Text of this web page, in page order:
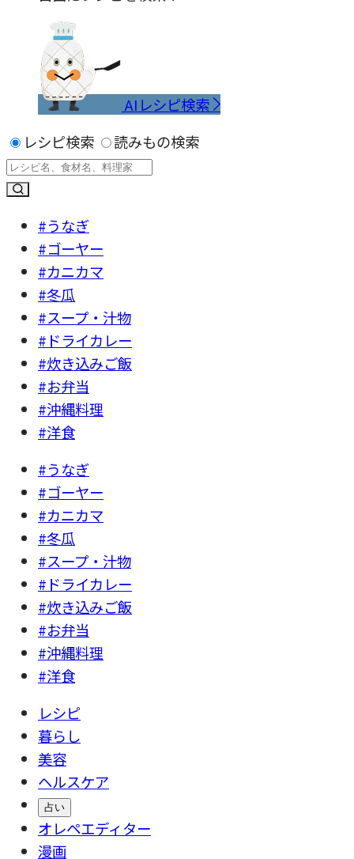
AIレシピ検索
レシピ検索
読みもの検索
#うなぎ
#ゴーヤー
#カニカマ
#冬瓜
#スープ・汁物
#ドライカレー
#炊き込みご飯
#お弁当
#沖縄料理
#洋食
#うなぎ
#ゴーヤー
#カニカマ
#冬瓜
#スープ・汁物
#ドライカレー
#炊き込みご飯
#お弁当
#沖縄料理
#洋食
レシピ
暮らし
美容
ヘルスケア
占い
オレペエディター
漫画